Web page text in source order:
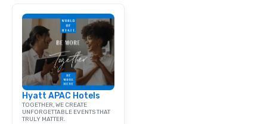
Hyatt APAC Hotels
TOGETHER, WE CREATE
UNFORGETTABLE EVENTS THAT
TRULY MATTER.